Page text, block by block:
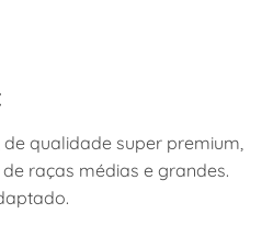
Price
range:
34,45 €
through
53,35 €
qualidade super premium,
raças médias e grandes.